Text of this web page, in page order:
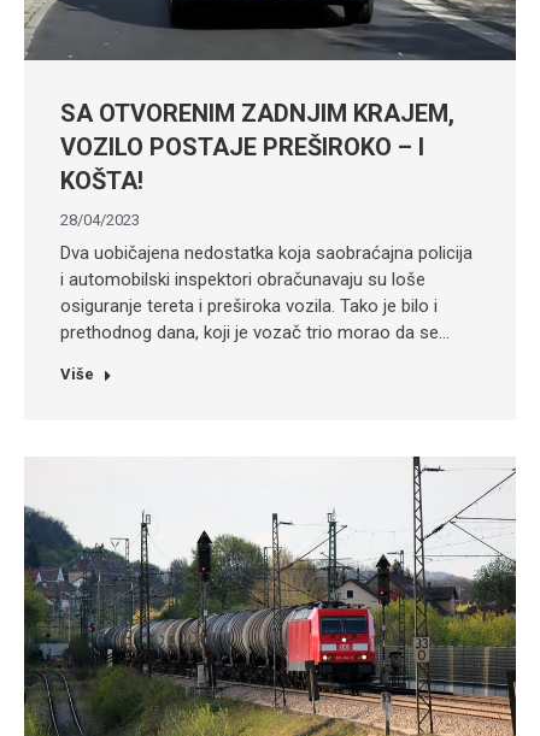
SA OTVORENIM ZADNJIM KRAJEM,
VOZILO POSTAJE PREŠIROKO – I
KOŠTA!
28/04/2023
Dva uobičajena nedostatka koja saobraćajna policija
i automobilski inspektori obračunavaju su loše
osiguranje tereta i preširoka vozila. Tako je bilo i
prethodnog dana, koji je vozač trio morao da se…
Više